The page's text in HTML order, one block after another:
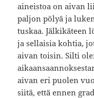
aineistoa on aivan
paljon pölyä ja
tuskaa. Jälkikäteen
ja sellaisia kohtia,
aivan toisin. Silti
aivan eri puolen
siitä, että ennen